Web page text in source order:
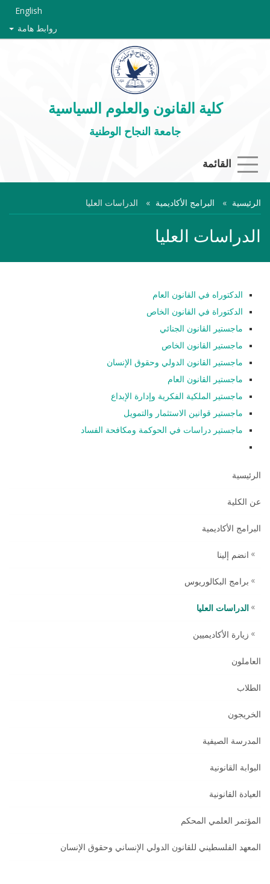
English
روابط هامة
كلية القانون والعلوم السياسية
جامعة النجاح الوطنية
القائمة
الرئيسية البرامج الأكاديمية الدراسات العليا
الدراسات العليا
الدكتوراه في القانون العام
الدكتوراة في القانون الخاص
ماجستير القانون الجنائي
ماجستير القانون الخاص
ماجستير القانون الدولي وحقوق الإنسان
ماجستير القانون العام
ماجستير الملكية الفكرية وإدارة الإبداع
ماجستير قوانين الاستثمار والتمويل
ماجستير دراسات في الحوكمة ومكافحة الفساد
الرئيسية
عن الكلية
البرامج الأكاديمية
انضم إلينا
برامج البكالوريوس
الدراسات العليا
زيارة الأكاديميين
العاملون
الطلاب
الخريجون
المدرسة الصيفية
البوابة القانونية
العيادة القانونية
المؤتمر العلمي المحكم
المعهد الفلسطيني للقانون الدولي الإنساني وحقوق الإنسان